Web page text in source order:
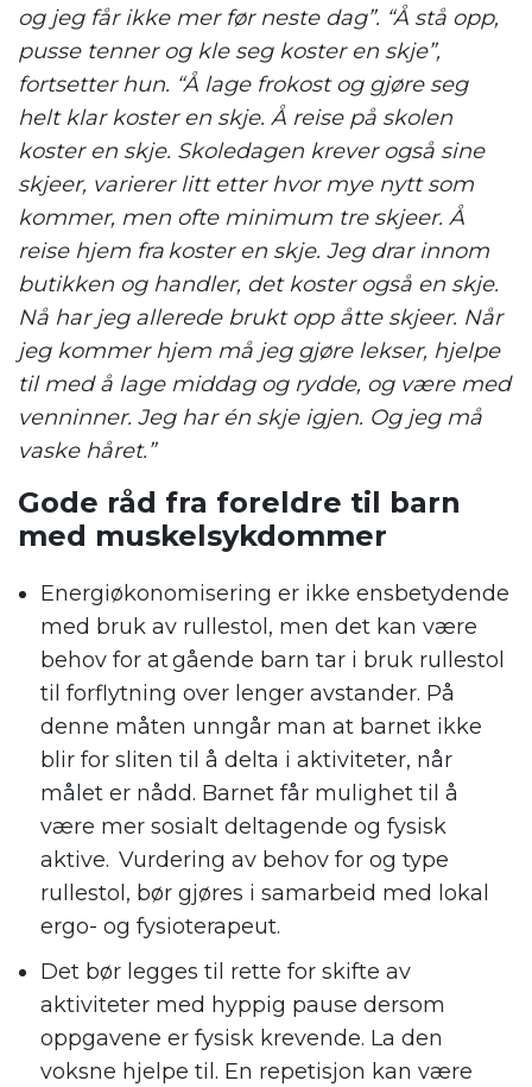
og jeg får ikke mer før neste dag”. “Å stå opp,
pusse tenner og kle seg koster en skje”,
fortsetter hun. “Å lage frokost og gjøre seg
helt klar koster en skje. Å reise på skolen
koster en skje. Skoledagen krever også sine
skjeer, varierer litt etter hvor mye nytt som
kommer, men ofte minimum tre skjeer. Å
reise hjem fra koster en skje. Jeg drar innom
butikken og handler, det koster også en skje.
Nå har jeg allerede brukt opp åtte skjeer. Når
jeg kommer hjem må jeg gjøre lekser, hjelpe
til med å lage middag og rydde, og være med
venninner. Jeg har én skje igjen. Og jeg må
vaske håret.”
Gode råd fra foreldre til barn
med muskelsykdommer
Energiøkonomisering er ikke ensbetydende
med bruk av rullestol, men det kan være
behov for at gående barn tar i bruk rullestol
til forflytning over lenger avstander. På
denne måten unngår man at barnet ikke
blir for sliten til å delta i aktiviteter, når
målet er nådd. Barnet får mulighet til å
være mer sosialt deltagende og fysisk
aktive. Vurdering av behov for og type
rullestol, bør gjøres i samarbeid med lokal
ergo- og fysioterapeut.
Det bør legges til rette for skifte av
aktiviteter med hyppig pause dersom
oppgavene er fysisk krevende. La den
voksne hjelpe til. En repetisjon kan være